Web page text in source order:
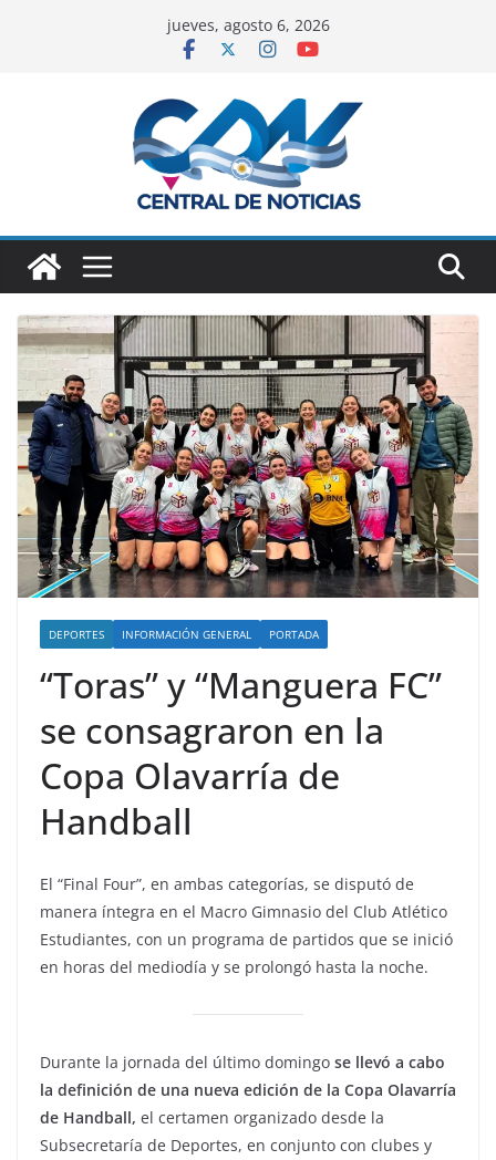
jueves, agosto 6, 2026
DEPORTES INFORMACIÓN GENERAL PORTADA
“Toras” y “Manguera FC”
se consagraron en la
Copa Olavarría de
Handball
El “Final Four”, en ambas categorías, se disputó de
manera íntegra en el Macro Gimnasio del Club Atlético
Estudiantes, con un programa de partidos que se inició
en horas del mediodía y se prolongó hasta la noche.
Durante la jornada del último domingo se llevó a cabo
la definición de una nueva edición de la Copa Olavarría
de Handball, el certamen organizado desde la
Subsecretaría de Deportes, en conjunto con clubes y